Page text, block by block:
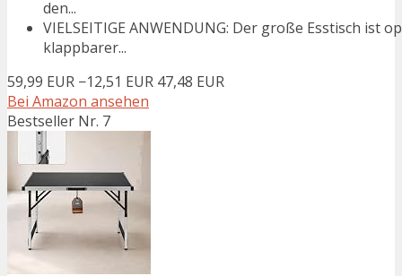
den...
VIELSEITIGE ANWENDUNG: Der große Esstisch ist
klappbarer...
59,99 EUR −12,51 EUR 47,48 EUR
Bei Amazon ansehen
Bestseller Nr. 7